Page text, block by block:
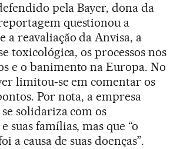
pela Bayer, dona da
questionou a
a reavaliação da Anvisa, a
toxicológica, os processos nos
e o banimento na Europa. No
limitou-se em comentar os
Por nota, a empresa
solidariza com os
suas famílias, mas que “o
a causa de suas doenças”.